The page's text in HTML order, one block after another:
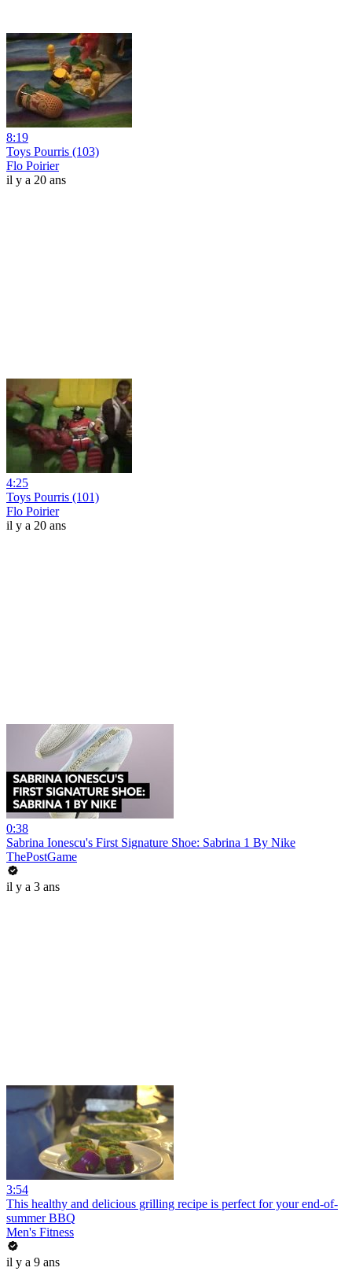
8:19
Toys Pourris (103)
Flo Poirier
il y a 20 ans
4:25
Toys Pourris (101)
Flo Poirier
il y a 20 ans
0:38
Sabrina Ionescu's First Signature Shoe: Sabrina 1 By Nike
ThePostGame
il y a 3 ans
3:54
This healthy and delicious grilling recipe is perfect for your end-of-
summer BBQ
Men's Fitness
il y a 9 ans